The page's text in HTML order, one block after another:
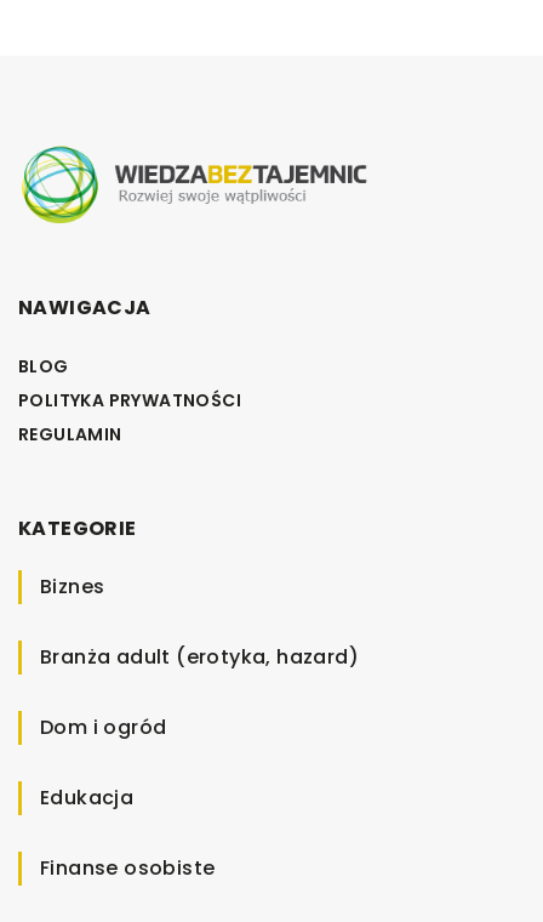
NAWIGACJA
BLOG
POLITYKA PRYWATNOŚCI
REGULAMIN
KATEGORIE
Biznes
Branża adult (erotyka, hazard)
Dom i ogród
Edukacja
Finanse osobiste